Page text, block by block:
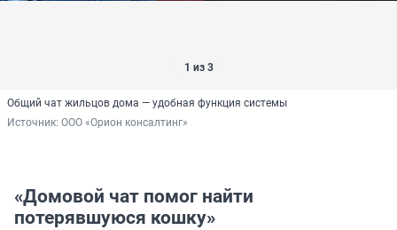
1 из 3
Общий чат жильцов дома — удобная функция системы
Источник: ООО «Орион консалтинг»
«Домовой чат помог найти
потерявшуюся кошку»